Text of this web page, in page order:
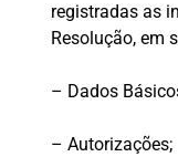
registradas as
Resolução, em
– Dados
– Autorizações;